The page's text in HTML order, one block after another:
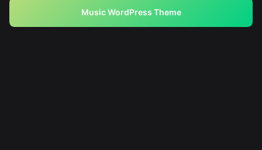
Music WordPress Theme